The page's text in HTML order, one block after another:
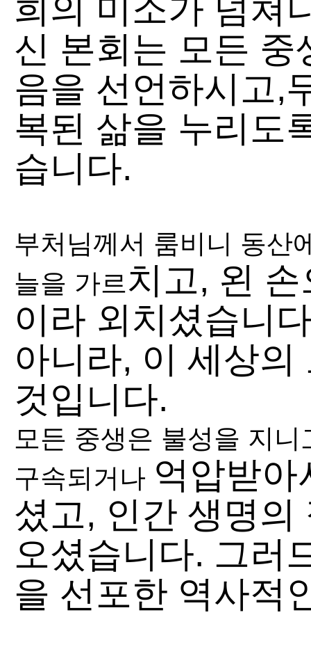
희의 미소가 넘쳐
신 본회는 모든 중
음을 선언하시고,
복된 삶을 누리도
습니다.
부처님께서 룸비니 동산
늘을 가르치고, 왼
이라 외치셨습니
아니라, 이 세상
것입니다.
모든 중생은 불성을 지
구속되거나 억압받아
셨고, 인간 생명
오셨습니다. 그러
을 선포한 역사적